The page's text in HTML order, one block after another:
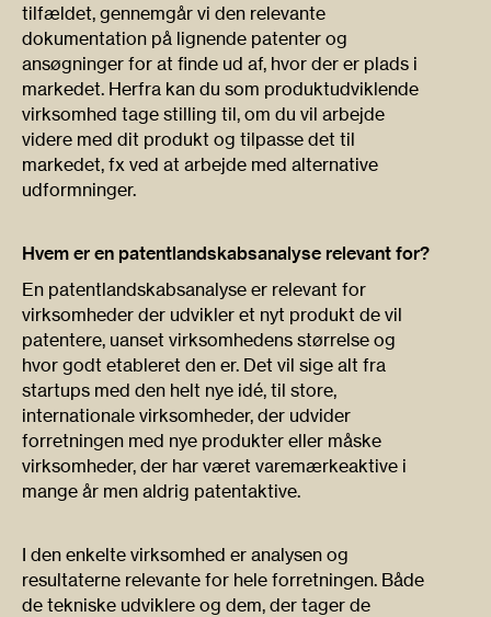
tilfældet, gennemgår vi den relevante
dokumentation på lignende patenter og
ansøgninger for at finde ud af, hvor der er plads i
markedet. Herfra kan du som produktudviklende
virksomhed tage stilling til, om du vil arbejde
videre med dit produkt og tilpasse det til
markedet, fx ved at arbejde med alternative
udformninger.
Hvem er en patentlandskabsanalyse relevant for?
En patentlandskabsanalyse er relevant for
virksomheder der udvikler et nyt produkt de vil
patentere, uanset virksomhedens størrelse og
hvor godt etableret den er. Det vil sige alt fra
startups med den helt nye idé, til store,
internationale virksomheder, der udvider
forretningen med nye produkter eller måske
virksomheder, der har været varemærkeaktive i
mange år men aldrig patentaktive.
I den enkelte virksomhed er analysen og
resultaterne relevante for hele forretningen. Både
de tekniske udviklere og dem, der tager de